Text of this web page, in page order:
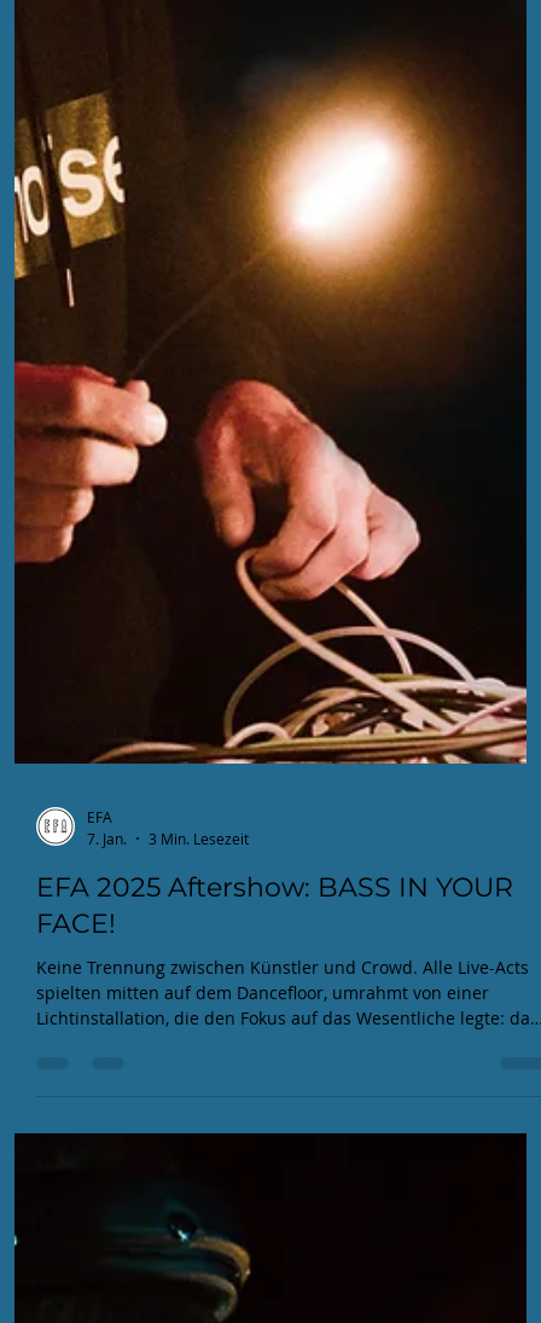
EFA 2025 Aftershow: BASS IN YOUR
Keine Trennung zwischen Künstler und Crowd. Alle Live-Acts
spielten mitten auf dem Dancefloor, umrahmt von einer
Lichtinstallation, die den Fokus auf das Wesentliche legte: das
Handwerk. Die Gäste standen nicht nur vor den Boxen,
sondern blickten den Acts direkt über die Schulter auf die